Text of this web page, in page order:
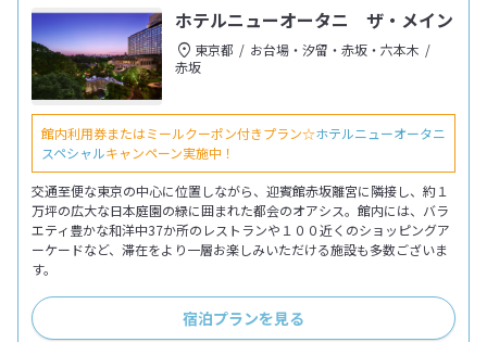
ホテルニューオータニ ザ・メイン
東京都
お台場・汐留・赤坂・六本木
赤坂
館内利用券またはミールクーポン付きプラン☆ホテルニューオータニ
スペシャルキャンペーン実施中！
交通至便な東京の中心に位置しながら、迎賓館赤坂離宮に隣接し、約１
万坪の広大な日本庭園の緑に囲まれた都会のオアシス。館内には、バラ
エティ豊かな和洋中37か所のレストランや１００近くのショッピングア
ーケードなど、滞在をより一層お楽しみいただける施設も多数ございま
す。
宿泊プランを見る